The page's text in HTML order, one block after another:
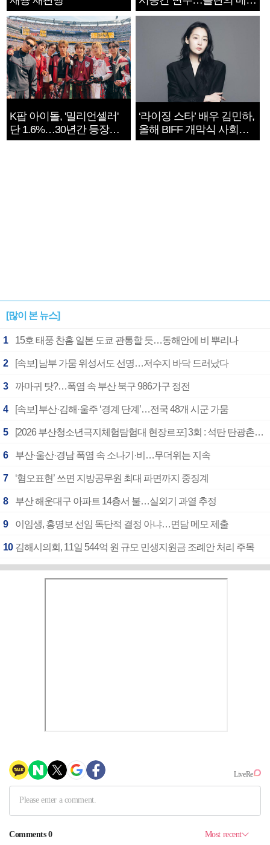
지는 ‘전쟁 속죄’
K팝 아이돌, '밀리언셀러'
단 1.6%…30년간 등장
1182개팀 전수조사
‘라이징 스타’ 배우 김민하,
올해 BIFF 개막식 사회자
확정
[많이 본 뉴스]
1 15호 태풍 찬홈 일본 도쿄 관통할 듯…동해안에 비 뿌리나
2 [속보] 남부 가뭄 위성서도 선명…저수지 바닥 드러났다
3 까마귀 탓?…폭염 속 부산 북구 986가구 정전
4 [속보] 부산·김해·울주 ‘경계 단계’…전국 48개 시군 가뭄
5 [2026 부산청소년극지체험탐험대 현장르포] 3회 : 석탄 탄광촌에서 북극 연구의 중심지로
6 부산·울산·경남 폭염 속 소나기·비…무더위는 지속
7 ‘혐오표현’ 쓰면 지방공무원 최대 파면까지 중징계
8 부산 해운대구 아파트 14층서 불…실외기 과열 추정
9 이임생, 홍명보 선임 독단적 결정 아냐…면담 메모 제출
10 김해시의회, 11일 544억 원 규모 민생지원금 조례안 처리 주목